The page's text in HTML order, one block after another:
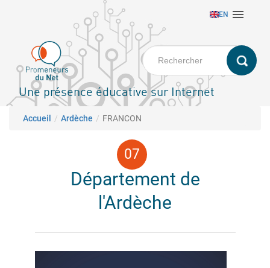
principal
EN 
Une présence éducative sur Internet
Fil d'Ariane
Accueil Ardèche FRANCON
Département de
l'Ardèche